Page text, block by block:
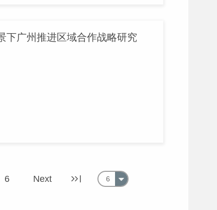
下广州推进区域合作战略研究
6 Next 6